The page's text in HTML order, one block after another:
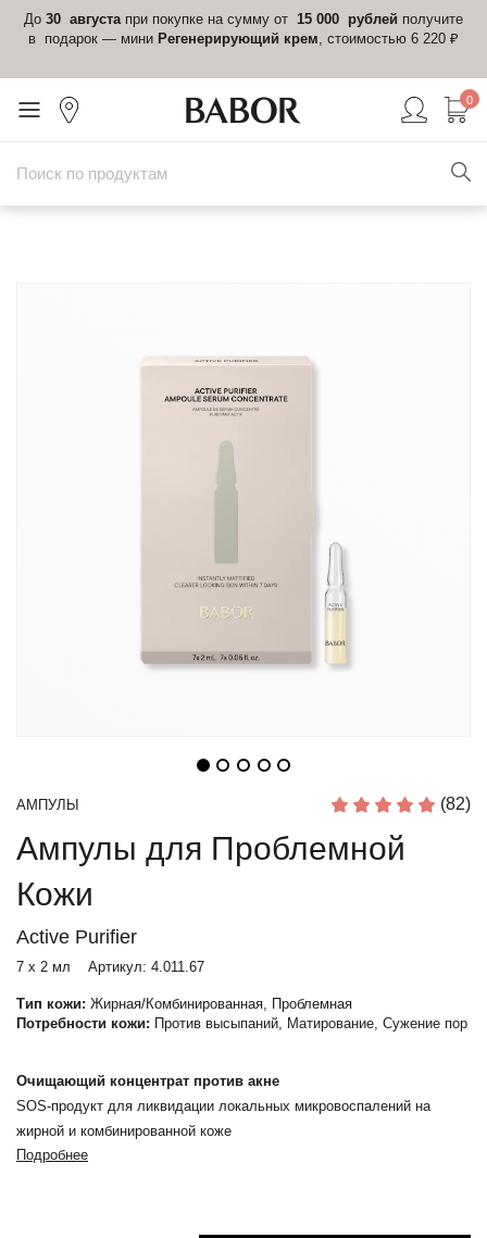
До 30 августапри покупке на сумму от 15 000 рублей получите
в подарок — мини Регенерирующий крем, стоимостью 6 220 ₽
0
АМПУЛЫ (82)
Ампулы для Проблемной
Кожи
Active Purifier
7 x 2 мл Артикул: 4.011.67
Тип кожи: Жирная/Комбинированная, Проблемная
Потребности кожи: Против высыпаний, Матирование, Сужение пор
Очищающий концентрат против акне
SOS-продукт для ликвидации локальных микровоспалений на
жирной и комбинированной коже
Подробнее